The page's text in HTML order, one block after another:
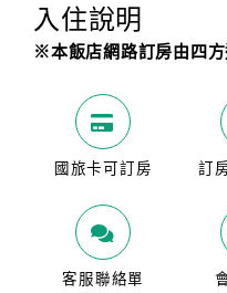
入住說明
※本飯店網路訂房由四方
國旅卡可訂房 訂
客服聯絡單